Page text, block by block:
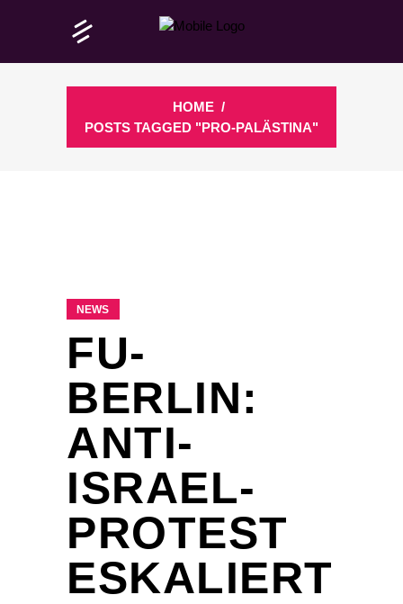
HOME /
POSTS TAGGED "PRO-PALÄSTINA"
NEWS
FU-
BERLIN:
ANTI-
ISRAEL-
PROTEST
ESKALIERT